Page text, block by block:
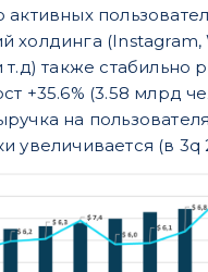
активных
холдинга (Instagram,
т.д) также стабильно
+35.6% (3.58 млрд
на
увеличивается (в 3q